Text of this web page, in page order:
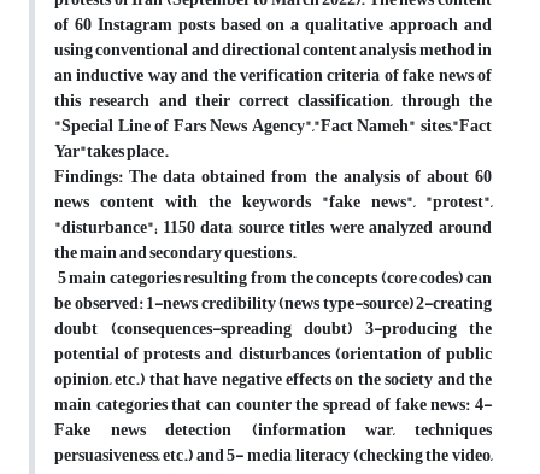
of 60 Instagram posts based on a qualitative approach and
using conventional and directional content analysis method in
an inductive way and the verification criteria of fake news of
this research and their correct classification, through the
"Special Line of Fars News Agency","Fact Nameh" sites,"Fact
Yar"takes place.
Findings: The data obtained from the analysis of about 60
news content with the keywords "fake news", "protest",
"disturbance"; 1150 data source titles were analyzed around
the main and secondary questions.
5 main categories resulting from the concepts (core codes) can
be observed: 1-news credibility (news type-source) 2-creating
doubt (consequences-spreading doubt) 3-producing the
potential of protests and disturbances (orientation of public
opinion, etc.) that have negative effects on the society and the
main categories that can counter the spread of fake news: 4-
Fake news detection (information war, techniques
persuasiveness, etc.) and 5- media literacy (checking the video,